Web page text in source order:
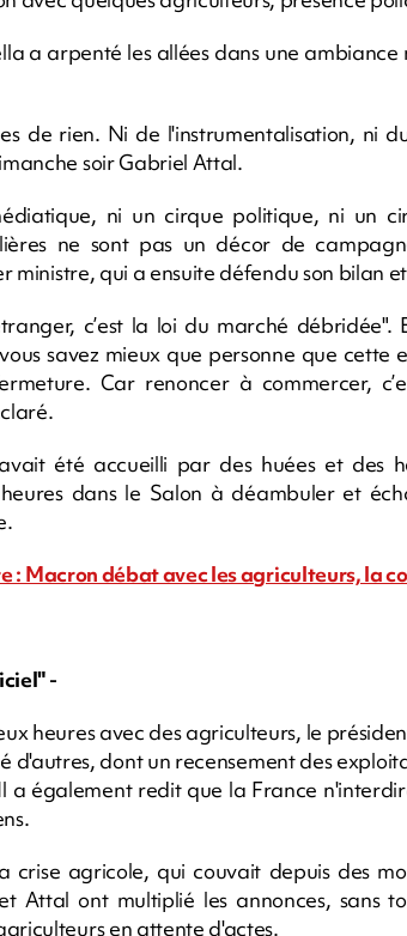
a arpenté les allées dans une
de rien. Ni de l'instrumentalisation, ni
soir Gabriel Attal.
ni un cirque politique, ni un
ne sont pas un décor de
ministre, qui a ensuite défendu son bilan
c’est la loi du marché débridée".
savez mieux que personne que cette
Car renoncer à commercer,
été accueilli par des huées et des
dans le Salon à déambuler et
: Macron débat avec les agriculteurs, la
-
heures avec des agriculteurs, le
d'autres, dont un recensement des
a également redit que la France
crise agricole, qui couvait depuis des
Attal ont multiplié les annonces, sans
en attente d'actes.